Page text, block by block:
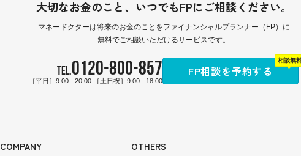
大切なお金のこと、 いつでもFPにご相談ください。
マネードクターは将来のお金のことをファイナンシャルプランナー（FP）に
無料でご相談いただけるサービスです。
TEL. 0120-800-857
［平日］9:00 - 20:00 ［土日祝］9:00 - 18:00
FP相談を予約する
相談無
COMPANY OTHERS